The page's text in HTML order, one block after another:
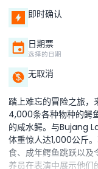
即时确认
日期票
选择的日期
无取消
踏上难忘的冒险之旅，
4,000条各种物种的鳄
的咸水鳄。与Bujang
体重惊人达1,000公斤
食、成年鳄鱼跳跃以及
养员在表演中展示他